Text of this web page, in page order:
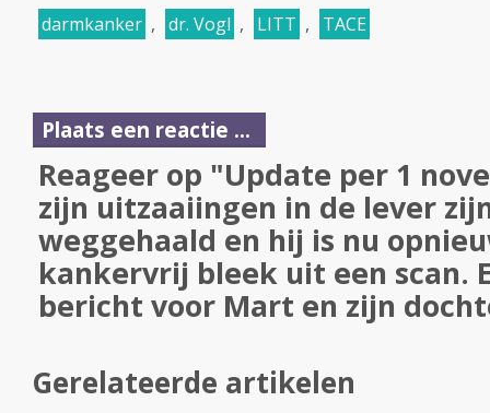
darmkanker , dr. Vogl , LITT , TACE
Plaats een reactie ...
Reageer op "Update per 1
zijn uitzaaiingen in de lever
weggehaald en hij is nu
kankervrij bleek uit een scan.
bericht voor Mart en zijn
Gerelateerde artikelen